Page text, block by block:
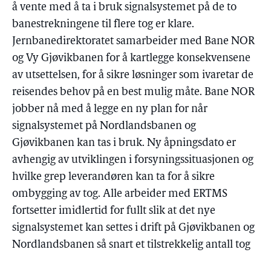
å vente med å ta i bruk signalsystemet på de to
banestrekningene til flere tog er klare.
Jernbanedirektoratet samarbeider med Bane NOR
og Vy Gjøvikbanen for å kartlegge konsekvensene
av utsettelsen, for å sikre løsninger som ivaretar de
reisendes behov på en best mulig måte. Bane NOR
jobber nå med å legge en ny plan for når
signalsystemet på Nordlandsbanen og
Gjøvikbanen kan tas i bruk. Ny åpningsdato er
avhengig av utviklingen i forsyningssituasjonen og
hvilke grep leverandøren kan ta for å sikre
ombygging av tog. Alle arbeider med ERTMS
fortsetter imidlertid for fullt slik at det nye
signalsystemet kan settes i drift på Gjøvikbanen og
Nordlandsbanen så snart et tilstrekkelig antall tog